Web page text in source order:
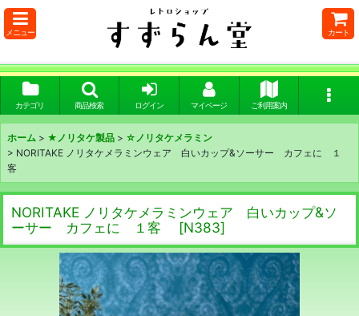
メニュー カート
カテゴリ 商品検索 ログイン マイページ ご利用案内
ホーム > ★ノリタケ製品 > ☆ノリタケメラミン
> NORITAKE ノリタケメラミンウェア 白いカップ&ソーサー カフェに １
客
NORITAKE ノリタケメラミンウェア 白いカップ&ソ
ーサー カフェに １客
[N383]